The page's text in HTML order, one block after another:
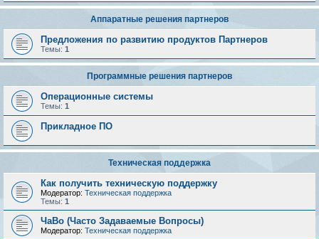
Аппаратные решения партнеров
Предложения по развитию продуктов Партнеров
Темы: 1
Программные решения партнеров
Операционные системы
Темы: 1
Прикладное ПО
Техническая поддержка
Как получить техническую поддержку
Модератор: Техническая поддержка
Темы: 1
ЧаВо (Часто Задаваемые Вопросы)
Модератор: Техническая поддержка